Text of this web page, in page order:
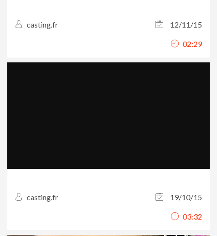
casting.fr 12/11/15
02:29
casting.fr 19/10/15
03:32